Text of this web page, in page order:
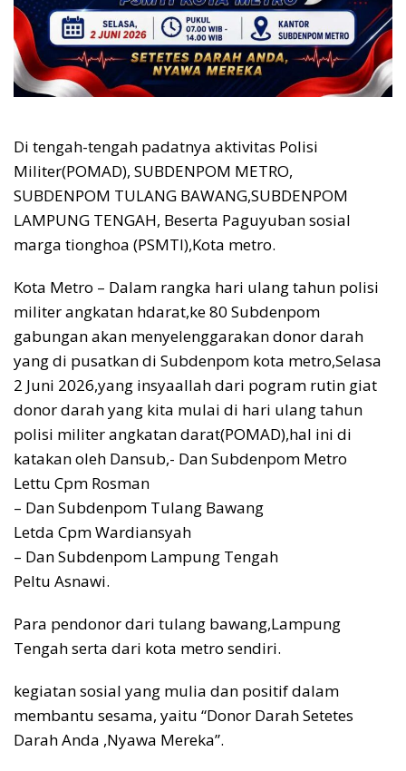
Di tengah-tengah padatnya aktivitas Polisi
Militer(POMAD), SUBDENPOM METRO,
SUBDENPOM TULANG BAWANG,SUBDENPOM
LAMPUNG TENGAH, Beserta Paguyuban sosial
marga tionghoa (PSMTI),Kota metro.
Kota Metro – Dalam rangka hari ulang tahun polisi
militer angkatan hdarat,ke 80 Subdenpom
gabungan akan menyelenggarakan donor darah
yang di pusatkan di Subdenpom kota metro,Selasa
2 Juni 2026,yang insyaallah dari pogram rutin giat
donor darah yang kita mulai di hari ulang tahun
polisi militer angkatan darat(POMAD),hal ini di
katakan oleh Dansub,- Dan Subdenpom Metro
Lettu Cpm Rosman
– Dan Subdenpom Tulang Bawang
Letda Cpm Wardiansyah
– Dan Subdenpom Lampung Tengah
Peltu Asnawi.
Para pendonor dari tulang bawang,Lampung
Tengah serta dari kota metro sendiri.
kegiatan sosial yang mulia dan positif dalam
membantu sesama, yaitu “Donor Darah Setetes
Darah Anda ,Nyawa Mereka”.